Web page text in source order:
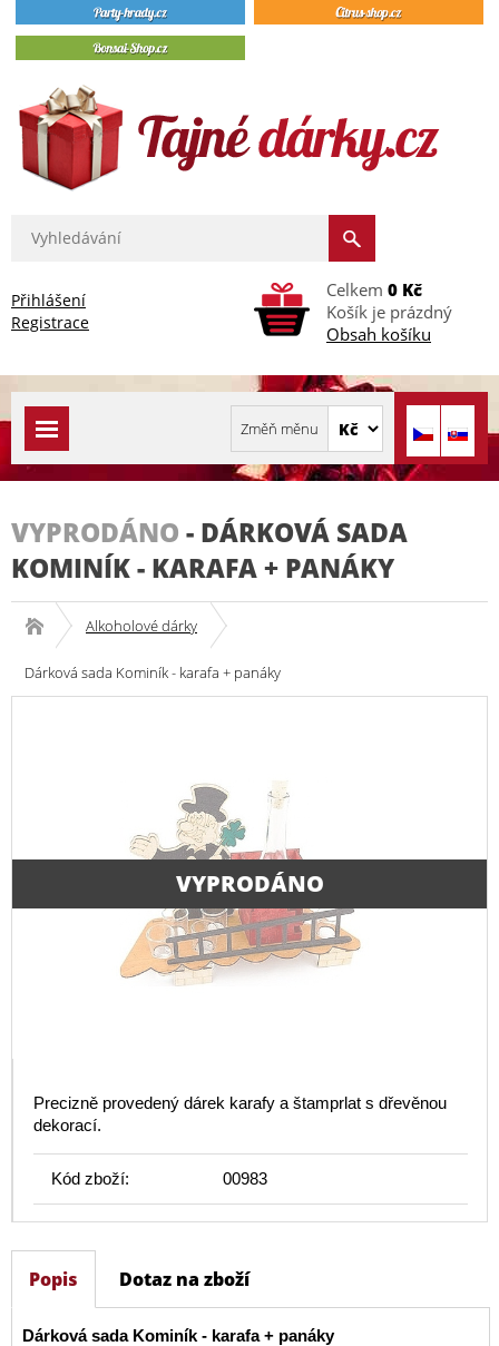
Přihlášení
Registrace
Celkem 0 Kč
Košík je prázdný
Obsah košíku
VYPRODÁNO - DÁRKOVÁ SADA
KOMINÍK - KARAFA + PANÁKY
Alkoholové dárky
Dárková sada Kominík - karafa + panáky
VYPRODÁNO
Precizně provedený dárek karafy a štamprlat s dřevěnou
dekorací.
Kód zboží: 00983
Popis Dotaz na zboží
Dárková sada Kominík - karafa + panáky